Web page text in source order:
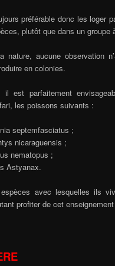
préférable donc les loger
plutôt que dans un groupe
nature, aucune observation
en colonies.
il est parfaitement
les poissons suivants :
septemfasciatus ;
nicaraguensis ;
nematopus ;
Astyanax.
avec lesquelles ils
profiter de cet